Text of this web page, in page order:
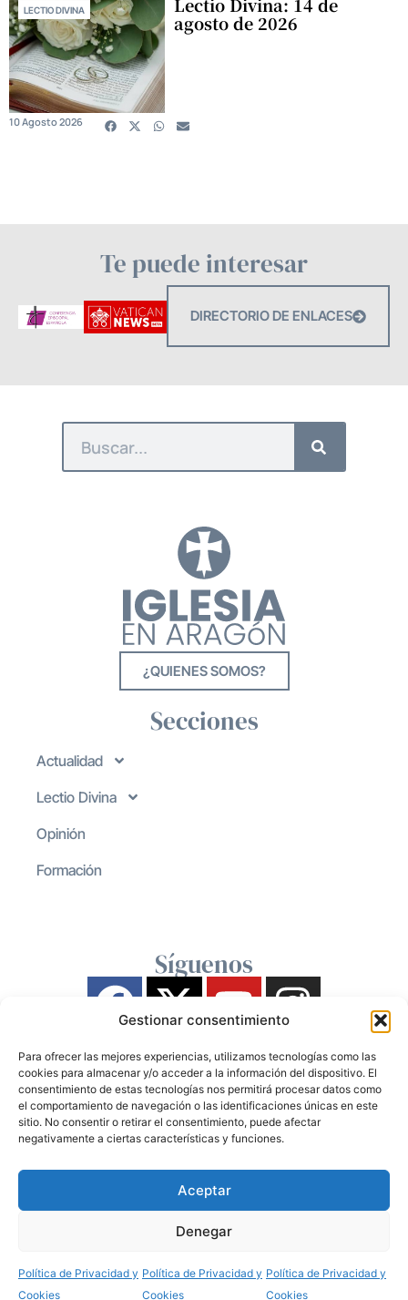
Gestionar consentimiento
Para ofrecer las mejores experiencias, utilizamos tecnologías como las
cookies para almacenar y/o acceder a la información del dispositivo. El
consentimiento de estas tecnologías nos permitirá procesar datos como
el comportamiento de navegación o las identificaciones únicas en este
sitio. No consentir o retirar el consentimiento, puede afectar
negativamente a ciertas características y funciones.
Aceptar
Denegar
Política de Privacidad y
Cookies
Política de Privacidad y
Cookies
Política de Privacidad y
Cookies
LECTIO DIVINA
agosto de 2026
10 Agosto 2026
Te puede interesar
DIRECTORIO DE ENLACES
¿QUIENES SOMOS?
Secciones
Actualidad
Lectio Divina
Opinión
Formación
Síguenos